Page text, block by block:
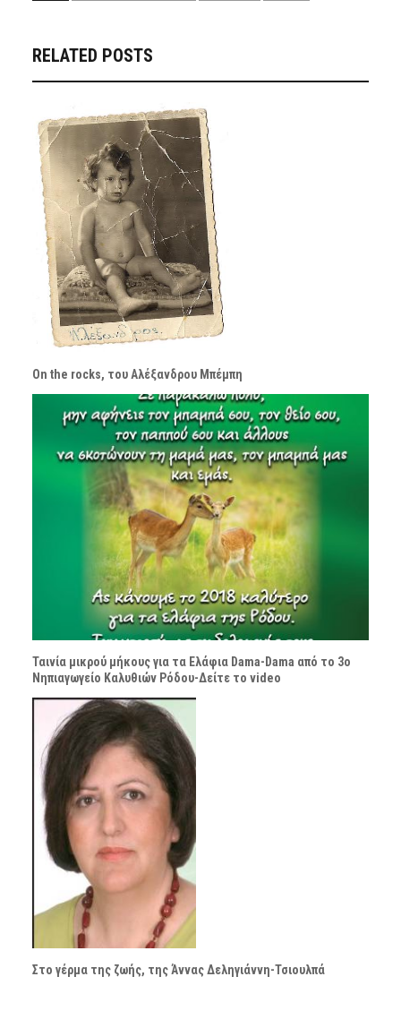
RELATED POSTS
On the rocks, του Αλέξανδρου Μπέμπη
Ταινία μικρού μήκους για τα Ελάφια Dama-Dama από το 3ο
Νηπιαγωγείο Καλυθιών Ρόδου-Δείτε το video
Στο γέρμα της ζωής, της Άννας Δεληγιάννη-Τσιουλπά